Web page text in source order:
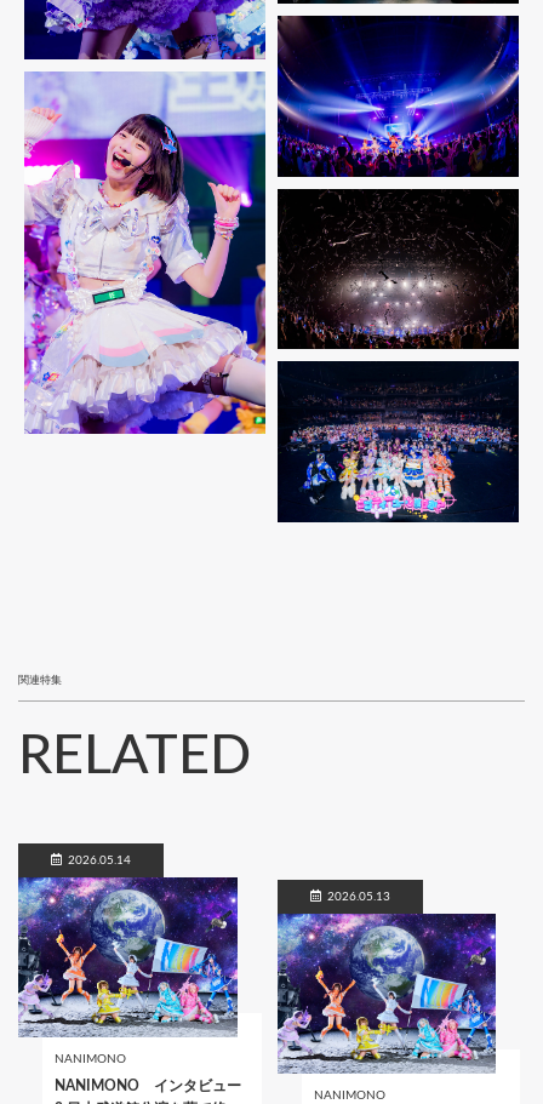
関連特集
RELATED
2026.05.14
NANIMONO
NANIMONO インタビュー
2026.05.13
NANIMONO